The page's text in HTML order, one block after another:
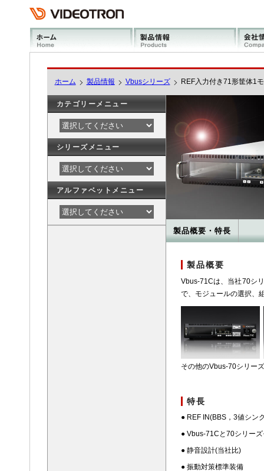
ホーム 製品情報 Vbusシリーズ REF入力付き71形筐体1
カテゴリーメニュー
シリーズメニュー
アルファベットメニュー
製品概要・特長
製品概要
Vbus-71Cは、当社70シ
で、モジュールの選択、
その他のVbus-70シリー
特長
● REF IN(BBS，3値シン
● Vbus-71Cと70シリー
● 静音設計(当社比)
● 振動対策標準装備